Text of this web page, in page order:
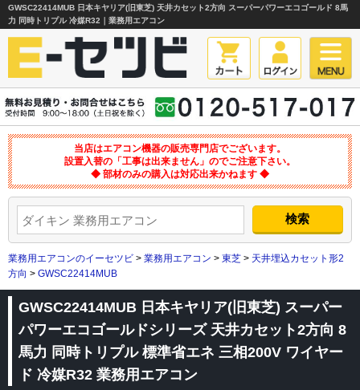
GWSC22414MUB 日本キヤリア(旧東芝) 天井カセット2方向 スーパーパワーエコゴールド 8馬
力 同時トリプル 冷媒R32｜業務用エアコン
当店はエアコン機器の販売専門店でございます。
設置入替の「工事は出来ません」のでご注意下さい。
◆ 部材のみの購入は対応出来かねます ◆
業務用エアコンのイーセツビ > 業務用エアコン > 東芝 > 天井埋込カセット形2
方向 > GWSC22414MUB
GWSC22414MUB 日本キヤリア(旧東芝) スーパー
パワーエコゴールドシリーズ 天井カセット2方向 8
馬力 同時トリプル 標準省エネ 三相200V ワイヤー
ド 冷媒R32 業務用エアコン